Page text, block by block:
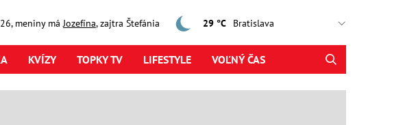
, meniny má Jozefína, zajtra Štefánia 29 °C
KVÍZY TOPKY TV LIFESTYLE VOĽNÝ ČAS